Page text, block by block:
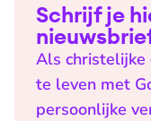
Schrijf je
Als christelijke
te leven met
persoonlijke